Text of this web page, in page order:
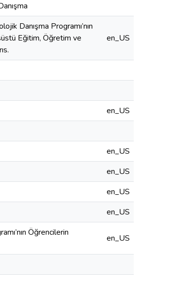
Danışma Programı’nın
Eğitim, Öğretim ve
en_US
en_US
en_US
en_US
en_US
en_US
Öğrencilerin
en_US